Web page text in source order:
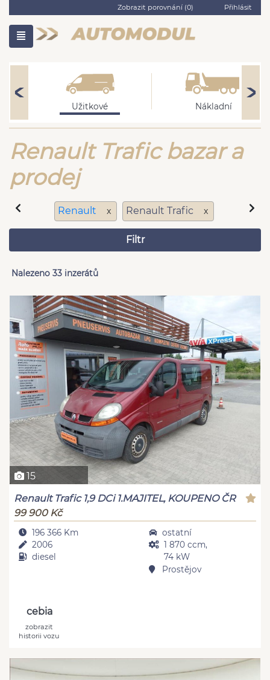
Zobrazit porovnání (0) Přihlásit
Užitkové Nákladní
Renault Trafic bazar a
prodej
Renault x Renault Trafic x
Filtr
Nalezeno 33 inzerátů
15
Renault Trafic 1,9 DCi 1.MAJITEL, KOUPENO ČR
99 900 Kč
196 366 Km
2006
diesel
ostatní
1 870 ccm,
74 kW
Prostějov
cebia
zobrazit
historii vozu